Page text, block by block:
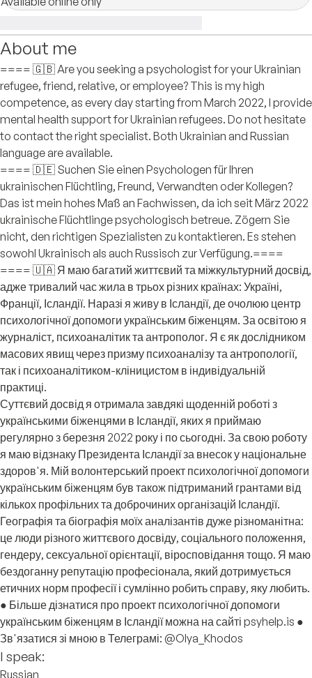
About me
==== 🇬🇧 Are you seeking a psychologist for your Ukrainian
refugee, friend, relative, or employee? This is my high
competence, as every day starting from March 2022, I provide
mental health support for Ukrainian refugees. Do not hesitate
to contact the right specialist. Both Ukrainian and Russian
language are available.
==== 🇩🇪 Suchen Sie einen Psychologen für Ihren
ukrainischen Flüchtling, Freund, Verwandten oder Kollegen?
Das ist mein hohes Maß an Fachwissen, da ich seit März 2022
ukrainische Flüchtlinge psychologisch betreue. Zögern Sie
nicht, den richtigen Spezialisten zu kontaktieren. Es stehen
sowohl Ukrainisch als auch Russisch zur Verfügung.====
==== 🇺🇦 Я маю багатий життєвий та міжкультурний досвід,
адже тривалий час жила в трьох різних країнах: Україні,
Франції, Ісландії. Наразі я живу в Ісландії, де очолюю центр
психологічної допомоги українським біженцям. За освітою я
журналіст, психоаналітик та антрополог. Я є як дослідником
масових явищ через призму психоаналізу та антропології,
так і психоаналітиком-кліницистом в індивідуальній
практиці.
Суттєвий досвід я отримала завдякі щоденній роботі з
українськими біженцями в Ісландії, яких я приймаю
регулярно з березня 2022 року і по сьогодні. За свою роботу
я маю відзнаку Президента Ісландії за внесок у національне
здоров'я. Мій волонтерський проект психологічної допомоги
українським біженцям був також підтриманий грантами від
кількох профільних та доброчиних організацій Ісландії.
Географія та біографія моїх аналізантів дуже різноманітна:
це люди різного життєвого досвіду, соціального положення,
гендеру, сексуальної орієнтації, віросповідання тощо. Я маю
бездоганну репутацію професіонала, який дотримується
етичних норм професії і сумлінно робить справу, яку любить.
● Більше дізнатися про проект психологічної допомоги
українським біженцям в Ісландії можна на сайті psyhelp.is ●
Зв'язатися зі мною в Телеграмі: @Olya_Khodos
I speak:
Russian